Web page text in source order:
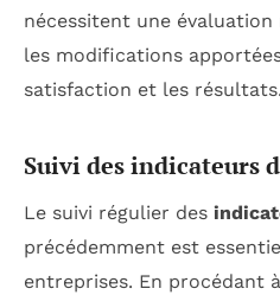
nécessitent une
les modifications
satisfaction et les résultats.
Suivi des indicateurs
Le suivi régulier des
précédemment est
entreprises. En procédant